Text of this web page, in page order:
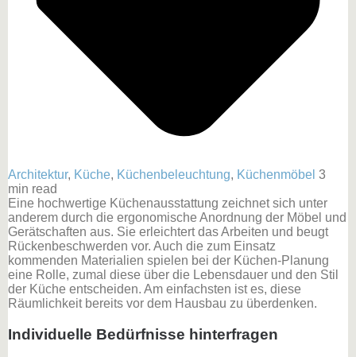
Architektur, Küche, Küchenbeleuchtung, Küchenmöbel 3
min read
Eine hochwertige Küchenausstattung zeichnet sich unter
anderem durch die ergonomische Anordnung der Möbel und
Gerätschaften aus. Sie erleichtert das Arbeiten und beugt
Rückenbeschwerden vor. Auch die zum Einsatz
kommenden Materialien spielen bei der Küchen-Planung
eine Rolle, zumal diese über die Lebensdauer und den Stil
der Küche entscheiden. Am einfachsten ist es, diese
Räumlichkeit bereits vor dem Hausbau zu überdenken.
Individuelle Bedürfnisse hinterfragen